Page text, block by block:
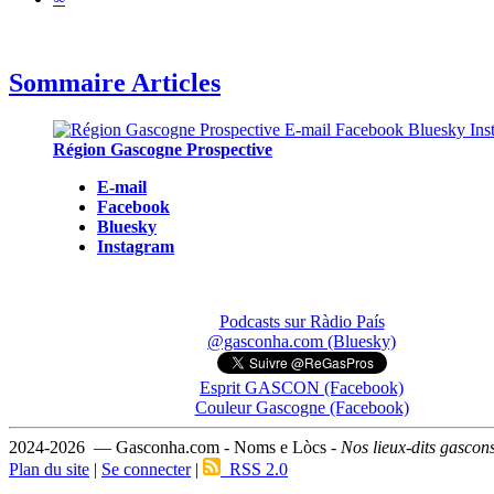
Sommaire Articles
Région Gascogne Prospective
E-mail
Facebook
Bluesky
Instagram
Podcasts sur Ràdio País
@gasconha.com (Bluesky)
Esprit GASCON (Facebook)
Couleur Gascogne (Facebook)
2024-2026 — Gasconha.com - Noms e Lòcs - Nos lieux-dits
Plan du site | Se connecter| RSS 2.0